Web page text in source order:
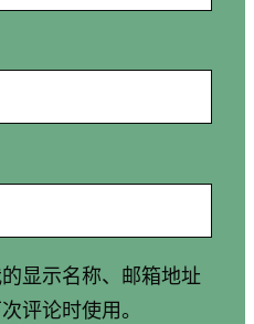
显示名称、邮箱地址
评论时使用。